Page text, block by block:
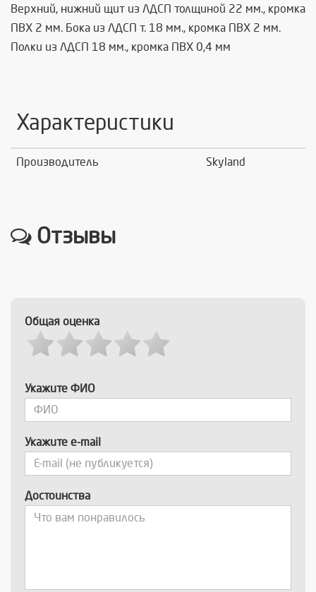
Верхний, нижний щит из ЛДСП толщиной 22 мм., кромка
ПВХ 2 мм. Бока из ЛДСП т. 18 мм., кромка ПВХ 2 мм.
Полки из ЛДСП 18 мм., кромка ПВХ 0,4 мм
Характеристики
Производитель Skyland
Отзывы
Общая оценка
Укажите ФИО
Укажите e-mail
Достоинства